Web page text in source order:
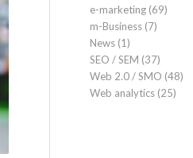
e-marketing (69)
m-Business (7)
News (1)
SEO / SEM (37)
Web 2.0 / SMO (48)
Web analytics (25)